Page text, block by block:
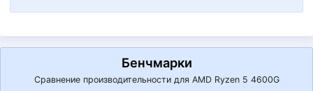
Бенчмарки
Сравнение производительности для AMD Ryzen 5 4600G